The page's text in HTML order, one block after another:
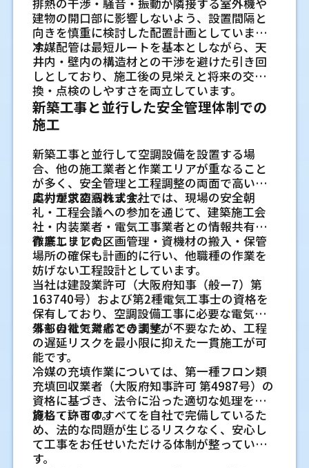
冷媒配管の接続部は、適切な加工と締め付け
が必要です。接続が不十分だと、冷媒ガス漏れ
の原因になります。また、配管内の空気や水
分を抜く真空引きも大切な作業です。施工後
は運転確認を行い、冷え方や接続部の状態を
確認します。見た目だけでは分からない部分
なので、基本作業を省かないことが大切です。
建設会社や設備会社が図面段階
で確認したい項目
建設会社や設備会社の方から見ると、エアコ
ン配管は他の工事との取り合いが大きい部分
です。内装、外壁、電気、断熱、構造と関係
するため、後工程での変更は手戻りにつなが
る場合があります。図面段階で確認項目をそ
ろえておくと、現場での判断がしやすくな
り、施主様への説明もしやすくなります。
エアコン専用コンセントと専用回路の
位置
エアコンには専用コンセントと専用回路が必
要です。室内機の近くにコンセントがあって
も、位置が低すぎたり、機器と干渉したりす
ると見た目や使い勝手に影響します。電圧や
コンセント形状は機種によって異なるため、
設置予定の部屋の広さや能力に合わせて確認
しておくことが大切です。
室内機の取付高さとカーテンレール、
ゾーニングとは、工場内を用途ごとに分けて
空調を管理する考え方です。製造エリア、検査
エリア、保管エリア、出荷エリアのように分け
ると、それぞれに合った温度設定を考えやす
くなります。壁や間仕切りがなくても、吹き出
し方向、カーテン、棚の配置などで空気の流
れを調整できる場合があります。エリアごと
の目的を整理すると、運転管理も分かりやす
くなります。
天井カセット形や天井吊形など機器形
状ごとの使い分け
天井カセット形は、天井に埋め込む形で複数
方向に風を出せるため、見た目をすっきりさ
せながら空気を分散しやすい機器です。天井
吊形は、天井内に埋め込むスペースが少ない
場所や、奥行きのある空間で使いやすい形で
す。天井埋込ビルトイン形は、吹き出し口を
分けたい現場で検討できます。工場では梁や
配管が関係するため、形状ごとの特徴を現場
条件に合わせて選びます。
省エネと快適性を両立するため
の設備レイアウト
空調の省エネは、機器の性能だけで決まるも
のではありません。冷暖房した空気が必要な
場所へ届き、不要な場所へ逃げにくい配置に
することが大切です。設備レイアウトを工夫
すると、同じ機器でも運転の負担を抑えやす
くなります。
ドの有無、ガラスの種類、外部の日よけも確
認します。冬場は窓際の冷えも関係するた
め、窓に近い席の状態を聞きながら能力を考
えることがあります。
OA機器や照明の発熱も能力選定に関係
します
パソコン、複合機、サーバー、照明器具は運
転中に熱を出します。特に機器がまとまって
置かれる場所では、室温が上がりやすくなり
ます。単に床面積だけを見るのではなく、発
熱する設備の位置と台数を確認することで、
実際の使い方に近い判断ができます。
広さだけで機種を決めないことが大切
です
カタログの目安面積は参考になりますが、建
物の断熱性や天井高、在室人数までは反映し
きれません。能力が小さすぎると運転時間が
長くなり、能力が大きすぎると温度ムラや運
転の切り替わりが気になる場合があります。
現地の条件を合わせて見ることが、設置後の
使いやすさにつながります。
営業中のオフィスで工事を進め
るときの注意点
通常業務を続けながらエアコン工事を行う場
合は、作業そのものだけでなく、社員の動線
や来客対応への影響も考えます。事前に作業
あります。除湿が十分に進みにくいケースも
あります。必要な能力は、少なすぎても大き
すぎても扱いにくいため、現地条件をもとに
選びます。
室外機の置き場と配管ルートで
確認したい施工の注意点
と配管ルートが合わなければ、施工が難しく
なることがあります。室外機は熱を外へ逃が
す役割があり、周囲の空間が狭いと運転に影
響します。建物の外まわりも含めて見ること
が、業務用エアコン設置では大切です。
排熱しやすい室外機スペースを確保す
る大切さ
室外機のまわりに壁や荷物が近いと、排熱し
た空気を再び吸い込みやすくなります。これ
を避けるためには、メーカーが定める離隔距
離を確認し、風が抜ける空間を確保します。
屋上、地上、ベランダなど、設置場所によっ
て条件は変わります。室外機の前に物を置か
ない運用も含めて確認しておくと安心です。
近隣や作業スペースに配慮した運転音
の確認
室外機は運転時にファンや圧縮機の音が出ま
す。住宅が近い場所、事務所の窓付近、従業
員の休憩場所の近くでは、設置向きや距離を
交換前に確認したい設置環境と
機種選び
交換前の確認が不足していると、選んだ機種
が部屋に合わない、設置当日に追加作業が必
要になるといったことがあります。使う場所
の条件を先に整理しておくと、機種選びと工
事内容を合わせて考えやすくなります。
部屋の広さや断熱性に合う能力の考え
方
エアコンの能力は、畳数だけで決めると合わ
ない場合があります。日当たりの強い部屋、
吹き抜けのある空間、古い窓のある部屋で
は、同じ広さでも冷暖房に必要な力が変わり
ます。反対に、断熱性の高い住宅では過剰な能
力にならないよう、建物の条件も見て選ぶこ
とが大切です。
専用コンセントや電圧の確認が必要な
理由
エアコンは専用回路で使うことが基本です。
既存のコンセントがあっても、機種によって
は形状や電圧が合わない場合があります。無
理な使用は安全面で問題が出ることがあるた
め、交換前に分電盤、回路、コンセント位置
を確認しておく必要があります。
既存の配管穴や配管カバーを使えるか
の判断
認しておくと、後から追加作業が発生する可
能性を抑えられます。
営業中の店舗で工事する場合の作業時
間の考え方
営業中の店舗では、来店時間や仕込み時間、
スタッフの動きに合わせた作業計画が必要で
す。騒音が出る作業、天井を開ける作業、電
源を止める作業は、営業への影響を確認して
進めます。定休日や営業時間外に分けて作業
する方法もあるため、事前に店舗運営の流れ
を共有しておくと調整しやすくなります。
店舗の用途別に考えるエアコン
配置の工夫
同じ広さの店舗でも、飲食店、美容室、物販
店、オフィス併設店舗では空調の考え方が変
わります。人が座る時間、機器から出る熱、
商品棚の高さ、作業場所の位置が違うためで
す。用途に合わせて配置を考えることで、店舗
ごとの使い方に合った空調環境を整えやすく
なります。
飲食店では厨房の熱と客席の温度差を
考える
飲食店では、厨房に熱がこもりやすく、客席
とは体感温度が変わります。客席を快適にし
ようとして冷房を強めると、スタッフの動線
や一部の席に風が当たりすぎる場合がありま
室内環境の乱れがスタッフや来店者に
及ぼす影響
室温のムラや湿度の上昇は、執務中の集中し
やすさや客席での過ごしやすさに関わりま
す。厨房の熱気、会議室の人数変化、工場内
の機械熱など、建物ごとの条件を見ながら空
調能力を整えることが必要です。
業務用エアコンの種類ごとに考
える入替のポイント
業務用エアコンは形状によって、風の出方や
設置に必要な条件が異なります。既存機器と
同じ形に入替えるだけでなく、現在の使い方
に合っているかを確認すると、入替後の使い
やすさが変わります。
天井カセット形は設置位置と気流の確
認が大切です
天井カセット形は、天井に収まりやすく、四
方向や二方向に風を送れる機種があります。
オフィスや飲食店では、席の配置や照明、天
井内の配管位置を見ながら、風が直接当たり
すぎない位置を確認します。
天井吊形は天井の高さや奥行きに合わ
せて検討します
天井吊形は、天井内に埋め込むスペースが取
りにくい建物や、奥行きのある空間で使われ
ら、業務用エアコンの安定運転に大きく関わ
ります。無理な曲がりや長すぎる配管は、冷
媒の流れに負荷がかかりやすく、性能低下に
つながる場合があります。
さらに、メンテナンスを考慮せずに施工する
と、将来的な点検や交換作業が難しくなるこ
ともあります。そのため、施工時には機器の
性能だけでなく、維持管理のしやすさまで見
据えた設計が必要です。
配管を目立ちにくく収めながらも、点検性を
確保することで、建物の使いやすさにもつな
がります。
メーカーごとの施工知識が必要な理由
業務用エアコンはメーカーによって構造や施
工方法が異なります。そのため、機種ごとの
特徴を理解したうえで施工を進めることが重
要です。
たとえば、配線方法や試運転時の確認項目は
機種によって違いがあります。経験が不足し
ている場合、初期設定や接続作業に時間がか
かることもあります。
また、天井カセット形やビルトイン形など、
機種によって必要な施工精度も変わります。
複数メーカーに対応できる施工会社であれ
ば、現場条件に合わせた提案を受けやすくな
ります。
電気工事まで一貫対応できる強み
業務用エアコン工事では、空調機器の設置だ
けでなく、専用回路の増設や配線工事が必要
になる場合があります。そのため、空調工事
建物の開口部に影響しないよう、設置間隔と
向きを慎重に検討した配置計画としていま
す。
冷媒配管は最短ルートを基本としながら、天
井内・壁内の構造材との干渉を避けた引き回
しとしており、施工後の見栄えと将来の交
換・点検のしやすさを両立しています。
新築工事と並行した安全管理体制での
施工
新築工事と並行して空調設備を設置する場
合、他の施工業者と作業エリアが重なること
が多く、安全管理と工程調整の両面で高い対
応力が求められます。
奥村電気空調株式会社では、現場の安全朝
礼・工程会議への参加を通じて、建築施工会
社・内装業者・電気工事業者との情報共有を
徹底しました。
作業エリアの区画管理・資機材の搬入・保管
場所の確保も計画的に行い、他職種の作業を
妨げない工程設計としています。
当社は建設業許可（大阪府知事（般ー7）第
163740号）および第2種電気工事士の資格を
保有しており、空調設備工事に必要な電気工
事も自社で対応できます。
外部の電気業者との調整が不要なため、工程
の遅延リスクを最小限に抑えた一貫施工が可
能です。
冷媒の充填作業については、第一種フロン類
充填回収業者（大阪府知事許可 第4987号）の
資格に基づき、法令に沿った適切な処理を実
施しています。
資格・許可のすべてを自社で完備しているた
め、法的な問題が生じるリスクなく、安心し
て工事をお任せいただける体制が整っていま
す。